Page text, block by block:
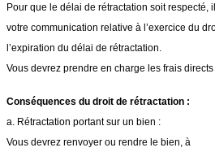
Pour que le délai de rétractation soit respecté,
votre communication relative à l’exercice du
l’expiration du délai de rétractation.
Vous devrez prendre en charge les frais
Conséquences du droit de rétractation :
a. Rétractation portant sur un bien :
Vous devrez renvoyer ou rendre le bien, à